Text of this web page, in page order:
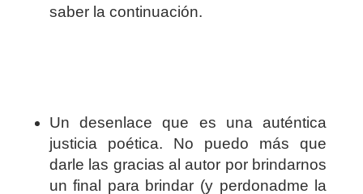
saber la continuación.
Un desenlace que es una auténtica
justicia poética. No puedo más que
darle las gracias al autor por brindarnos
un final para brindar (y perdonadme la